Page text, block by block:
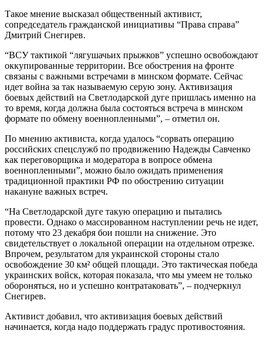
Такое мнение высказал общественный активист,
сопредседатель гражданской инициативы “Права справа”
Дмитрий Снегирев.
“ВСУ тактикой “лягушачьих прыжков” успешно освобождают
оккупированные территории. Все обострения на фронте
связаны с важными встречами в минском формате. Сейчас
идет война за так называемую серую зону. Активизация
боевых действий на Светлодарской дуге пришлась именно на
то время, когда должна была состояться встреча в минском
формате по обмену военнопленными”, – отметил он.
По мнению активиста, когда удалось “сорвать операцию
российских спецслужб по продвижению Надежды Савченко
как переговорщика и модератора в вопросе обмена
военнопленными”, можно было ожидать применения
традиционной практики РФ по обострению ситуации
накануне важных встреч.
“На Светлодарской дуге такую операцию и пытались
провести. Однако о массированном наступлении речь не идет,
потому что 23 декабря бои пошли на снижение. Это
свидетельствует о локальной операции на отдельном отрезке.
Впрочем, результатом для украинской стороны стало
освобождение 30 км² общей площади. Это тактическая победа
украинских войск, которая показала, что мы умеем не только
обороняться, но и успешно контратаковать”, – подчеркнул
Снегирев.
Активист добавил, что активизация боевых действий
начинается, когда надо поддержать градус противостояния.